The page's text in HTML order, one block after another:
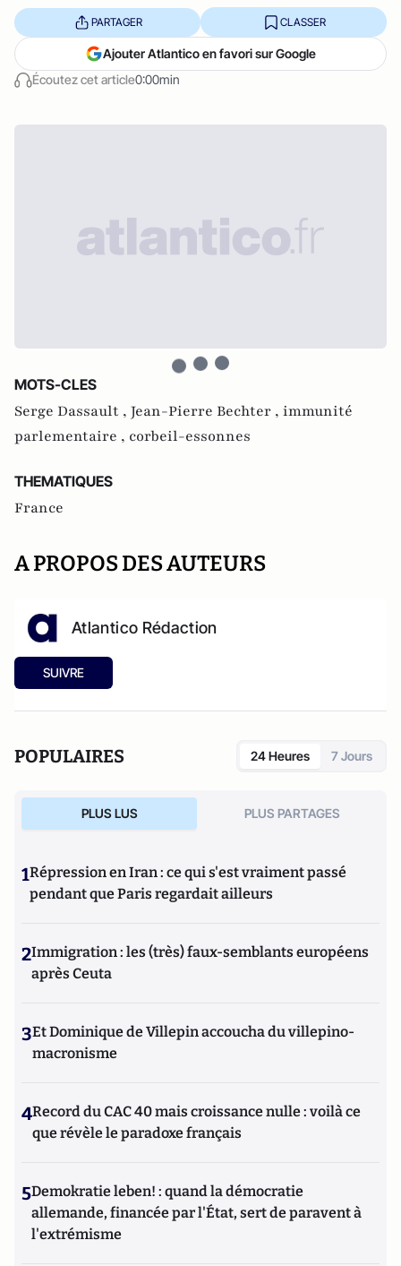
Écoutez cet article0:00min
PARTAGER CLASSER
Ajouter Atlantico en favori sur Google
MOTS-CLES
Serge Dassault , Jean-Pierre Bechter , immunité
parlementaire , corbeil-essonnes
THEMATIQUES
France
A PROPOS DES AUTEURS
Atlantico Rédaction
SUIVRE
POPULAIRES 24 Heures 7 Jours
PLUS LUS PLUS PARTAGES
1Répression en Iran : ce qui s'est vraiment passé
pendant que Paris regardait ailleurs
2Immigration : les (très) faux-semblants européens
après Ceuta
3Et Dominique de Villepin accoucha du villepino-
macronisme
4Record du CAC 40 mais croissance nulle : voilà ce
que révèle le paradoxe français
5Demokratie leben! : quand la démocratie
allemande, financée par l'État, sert de paravent à
l'extrémisme